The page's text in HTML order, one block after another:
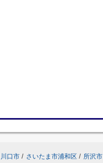
川口市 / さいたま市浦和区 / 所沢市